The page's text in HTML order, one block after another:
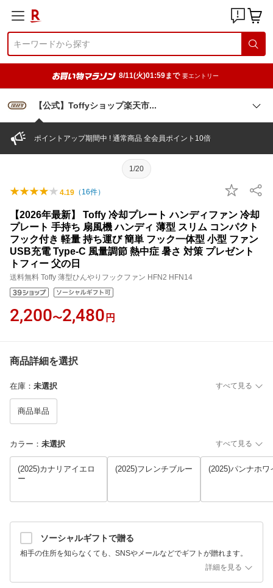
8/11(火)01:59まで 要エントリー
【公式】Toffyショップ楽天市
ポイントアップ期間中 ! 通常商品 全会員ポイント10倍
1/20
4.19 （ 16件）
【2026年最新】 Toffy 冷却プレート ハンディファン 冷却
プレート 手持ち 扇風機 ハンディ 薄型 スリム コンパクト
フック付き 軽量 持ち運び 簡単 フック一体型 小型 ファン
USB充電 Type-C 風量調節 熱中症 暑さ 対策 プレゼント
トフィー 父の日
送料無料 Toffy 薄型ひんやりフックファン HFN2 HFN14
2,200〜2,480 円
商品詳細を選択
在庫 ： 未選択 すべて見る
商品単品
カラー ： 未選択 すべて見る
(2025)カナリアイエロ
ー
(2025)フレンチブルー (2025)パンナホワ
ソーシャルギフトで贈る
相手の住所を知らなくても、SNSやメールなどでギフトが贈れます。
詳細を見る